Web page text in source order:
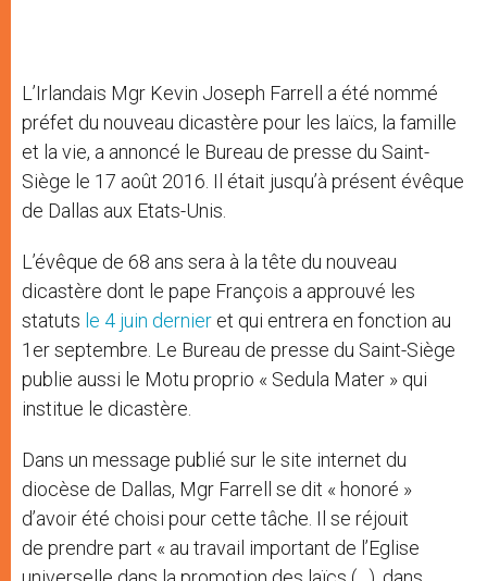
L’Irlandais Mgr Kevin Joseph Farrell a été nommé
préfet du nouveau dicastère pour les laïcs, la famille
et la vie, a annoncé le Bureau de presse du Saint-
Siège le 17 août 2016. Il était jusqu’à présent évêque
de Dallas aux Etats-Unis.
L’évêque de 68 ans sera à la tête du nouveau
dicastère dont le pape François a approuvé les
statuts le 4 juin dernier et qui entrera en fonction au
1er septembre. Le Bureau de presse du Saint-Siège
publie aussi le Motu proprio « Sedula Mater » qui
institue le dicastère.
Dans un message publié sur le site internet du
diocèse de Dallas, Mgr Farrell se dit « honoré »
d’avoir été choisi pour cette tâche. Il se réjouit
de prendre part « au travail important de l’Eglise